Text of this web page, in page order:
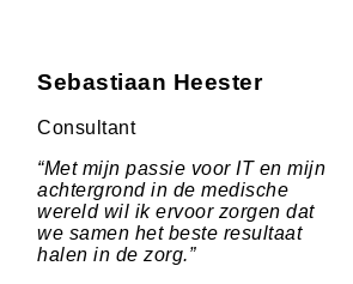
Sebastiaan Heester
Consultant
“Met mijn passie voor IT en mijn
achtergrond in de medische
wereld wil ik ervoor zorgen dat
we samen het beste resultaat
halen in de zorg.”